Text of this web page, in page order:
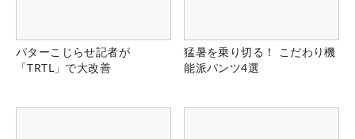
パターこじらせ記者が
「TRTL」で大改善
猛暑を乗り切る！ こだわり機
能派パンツ4選